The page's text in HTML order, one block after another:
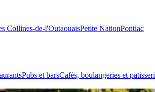
Collines-de-l'OutaouaisPetite NationPontiac
Pubs et barsCafés, boulangeries et